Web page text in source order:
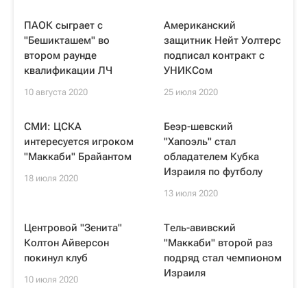
ПАОК сыграет с
"Бешикташем" во
втором раунде
квалификации ЛЧ
10 августа 2020
Американский
защитник Нейт Уолтерс
подписал контракт с
УНИКСом
25 июля 2020
СМИ: ЦСКА
интересуется игроком
"Маккаби" Брайантом
18 июля 2020
Беэр-шевский
"Хапоэль" стал
обладателем Кубка
Израиля по футболу
13 июля 2020
Центровой "Зенита"
Колтон Айверсон
покинул клуб
10 июля 2020
Тель-авивский
"Маккаби" второй раз
подряд стал чемпионом
Израиля